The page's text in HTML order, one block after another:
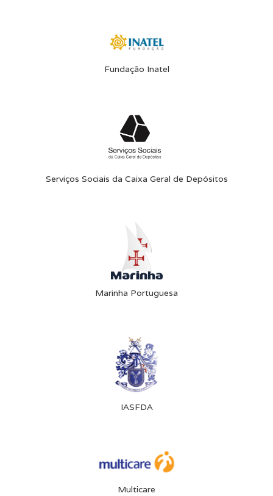
Fundação Inatel
Serviços Sociais da Caixa Geral de Depósitos
Marinha Portuguesa
IASFDA
Multicare